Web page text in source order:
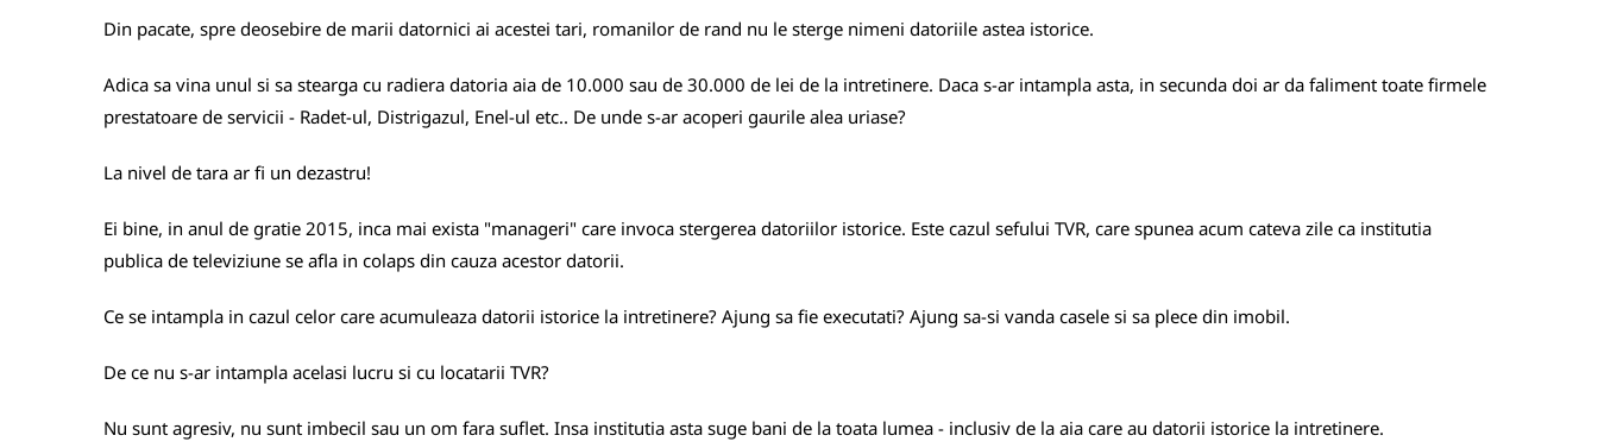
Din pacate, spre deosebire de marii datornici ai acestei tari, romanilor de rand nu le sterge nimeni datoriile astea istorice.
Adica sa vina unul si sa stearga cu radiera datoria aia de 10.000 sau de 30.000 de lei de la intretinere. Daca s-ar intampla asta, in secunda doi ar da faliment toate firmele
prestatoare de servicii - Radet-ul, Distrigazul, Enel-ul etc.. De unde s-ar acoperi gaurile alea uriase?
La nivel de tara ar fi un dezastru!
Ei bine, in anul de gratie 2015, inca mai exista "manageri" care invoca stergerea datoriilor istorice. Este cazul sefului TVR, care spunea acum cateva zile ca institutia
publica de televiziune se afla in colaps din cauza acestor datorii.
Ce se intampla in cazul celor care acumuleaza datorii istorice la intretinere? Ajung sa fie executati? Ajung sa-si vanda casele si sa plece din imobil.
De ce nu s-ar intampla acelasi lucru si cu locatarii TVR?
Nu sunt agresiv, nu sunt imbecil sau un om fara suflet. Insa institutia asta suge bani de la toata lumea - inclusiv de la aia care au datorii istorice la intretinere.